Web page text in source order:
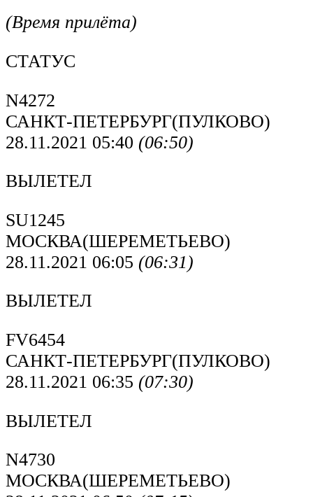
(Время прилёта)
СТАТУС
N4272
САНКТ-ПЕТЕРБУРГ(ПУЛКОВО)
28.11.2021 05:40 (06:50)
ВЫЛЕТЕЛ
SU1245
МОСКВА(ШЕРЕМЕТЬЕВО)
28.11.2021 06:05 (06:31)
ВЫЛЕТЕЛ
FV6454
САНКТ-ПЕТЕРБУРГ(ПУЛКОВО)
28.11.2021 06:35 (07:30)
ВЫЛЕТЕЛ
N4730
МОСКВА(ШЕРЕМЕТЬЕВО)